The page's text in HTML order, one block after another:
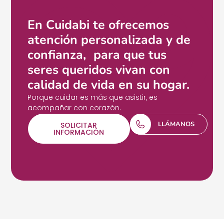
En Cuidabi te ofrecemos
atención personalizada y de
confianza, para que tus
seres queridos vivan con
calidad de vida en su hogar.
Porque cuidar es más que asistir, es
acompañar con corazón.
SOLICITAR
INFORMACIÓN
LLÁMANOS